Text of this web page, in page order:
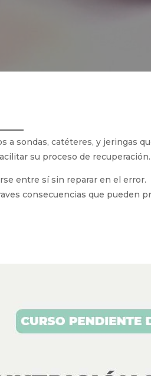
sondas, catéteres, y jeringas
su proceso de recuperación.
entre sí sin reparar en el
consecuencias que pueden